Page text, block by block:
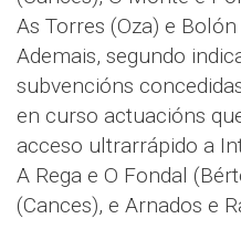
As Torres (Oza) e
Ademais, segundo
subvencións
en curso actuacións
acceso ultrarrápido a
A Rega e O Fondal
(Cances), e Arnados e